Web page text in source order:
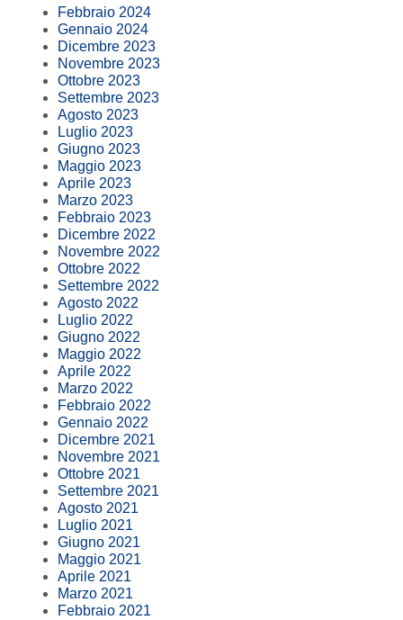
Febbraio 2024
Gennaio 2024
Dicembre 2023
Novembre 2023
Ottobre 2023
Settembre 2023
Agosto 2023
Luglio 2023
Giugno 2023
Maggio 2023
Aprile 2023
Marzo 2023
Febbraio 2023
Dicembre 2022
Novembre 2022
Ottobre 2022
Settembre 2022
Agosto 2022
Luglio 2022
Giugno 2022
Maggio 2022
Aprile 2022
Marzo 2022
Febbraio 2022
Gennaio 2022
Dicembre 2021
Novembre 2021
Ottobre 2021
Settembre 2021
Agosto 2021
Luglio 2021
Giugno 2021
Maggio 2021
Aprile 2021
Marzo 2021
Febbraio 2021